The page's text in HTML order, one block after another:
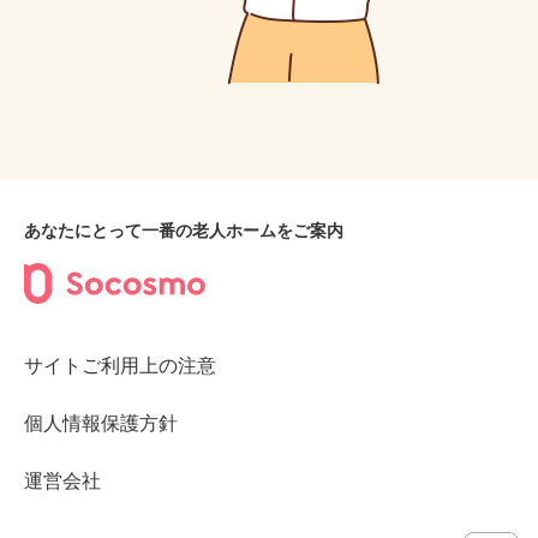
あなたにとって一番の老人ホームをご案内
サイトご利用上の注意
個人情報保護方針
運営会社